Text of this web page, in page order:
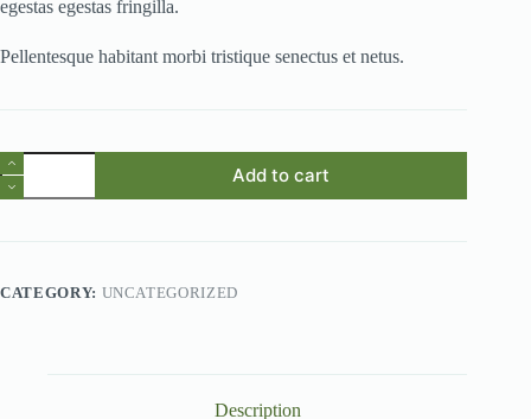
egestas egestas fringilla.
Pellentesque habitant morbi tristique senectus et netus.
Odio
Pellentesque
quantity
Add to cart
CATEGORY: UNCATEGORIZED
Description